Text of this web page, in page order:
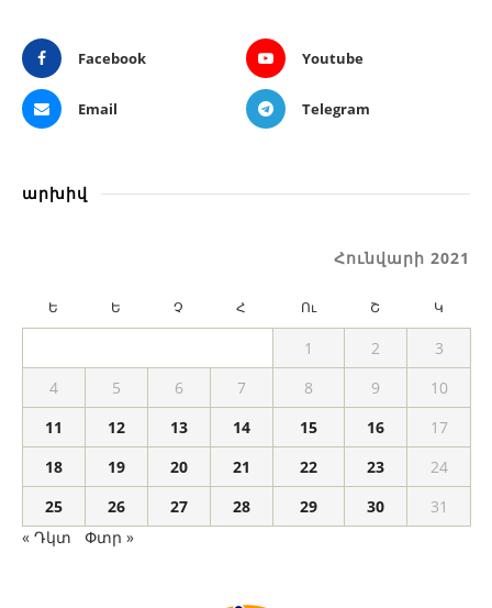
Facebook Youtube
Email Telegram
արխիվ
Հունվարի 2021
Ե Ե Չ Հ Ու Շ Կ
1 2
3
4
5 6 7 8 9
10
11
12 13 14 15 16
17
18
19 20 21 22 23
24
25
26 27 28 29 30
31
« Դկտ
Փտր »